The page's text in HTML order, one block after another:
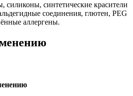
силиконы, синтетические красители
соединения, глютен, PEG
аллергены.